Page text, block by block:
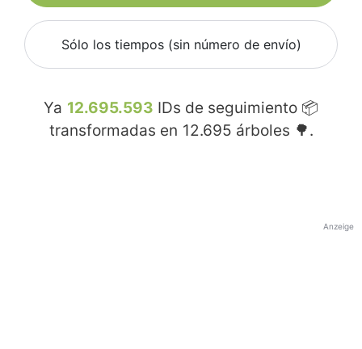
Sólo los tiempos (sin número de envío)
Ya 12.695.593 IDs de seguimiento 📦
transformadas en 12.695 árboles 🌳.
Anzeige